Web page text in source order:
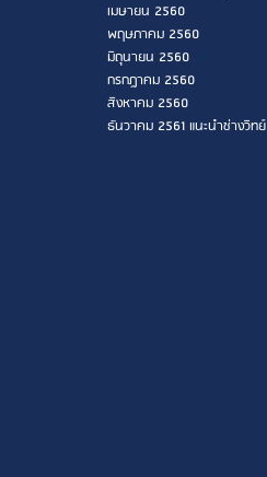
เมษายน 2560
พฤษภาคม 2560
มิถุนายน 2560
กรกฎาคม 2560
สิงหาคม 2560
ธันวาคม 2561 แนะนำช่างวิทย์